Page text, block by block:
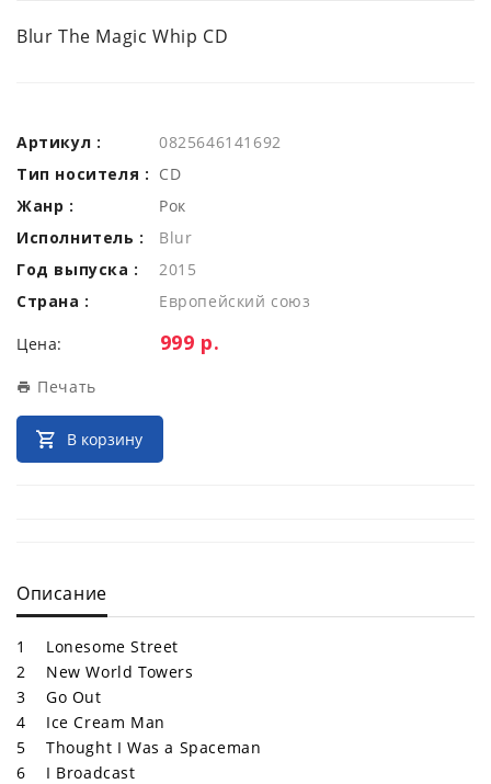
Blur The Magic Whip CD
Артикул :
0825646141692
Тип носителя : CD
Жанр :
Рок
Исполнитель :
Blur
Год выпуска :
2015
Страна :
Европейский союз
Цена: Цена:
999 р.
Печать
В корзину
Описание
1 Lonesome Street
2 New World Towers
3 Go Out
4 Ice Cream Man
5 Thought I Was a Spaceman
6 I Broadcast